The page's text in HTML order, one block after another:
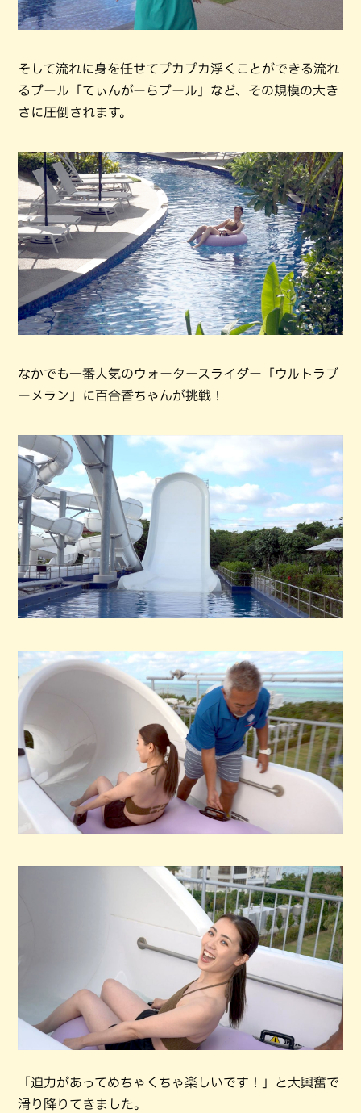
そして流れに身を任せてプカプカ浮くことができる流れ
るプール「てぃんがーらプール」など、その規模の大き
さに圧倒されます。
なかでも一番人気のウォータースライダー「ウルトラブ
ーメラン」に百合香ちゃんが挑戦！
「迫力があってめちゃくちゃ楽しいです！」と大興奮で
滑り降りてきました。